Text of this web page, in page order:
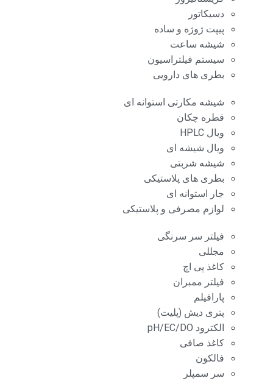
دسیکاتور
پیپت ژوژه و ساده
شیشه ساعت
سیستم فیلتراسیون
بطری های دارویی
شیشه مکارتی استوانه ای
قطره چکان
ویال HPLC
ویال شیشه ای
شیشه شربتی
بطری های پلاستیکی
جار استوانه ای
لوازم مصرفی و پلاستیکی
فیلتر سر سرنگی
مجللی
کاغذ پی اچ
فیلتر ممبران
پارافیلم
پتری دیش (پلیت)
الکترود pH/EC/DO
کاغذ صافی
فالکون
سر سمپلر